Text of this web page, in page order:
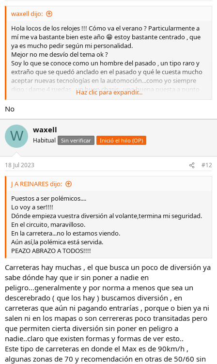
waxell dijo:
Hola locos de los relojes !!! Cómo va el verano ? Particularmente a
mí me va bastante bien este año 😁 estoy bastante centrado , que
ya es mucho pedir según mi personalidad.
Mejor no me desvío del tema ok ?
Soy lo que se conoce como un hombre del pasado , un tipo raro y
extraño que se quedó anclado en el pasado y qué le cuesta mucho
aceptar nuevas tecnologías en la automoción...como yo siempre
digo : dame 4 ruedas , un buen chasis , una buena puesta a punto
de la suspensión, una palanca en H y 3 pedales !!
Pues eso , un cavernícola, que incluso lleva relojes de cuerda 🤣
holgada los más de 2millones de km , siempre desde los 18 hasta los
actuales 50 años , con coches del segmento A , vitaminados :
Varios 5 GT turbos ,clios 16v,sport , varios peugeots GTI , golfs GTI'S ,
Ford fiesta ( rip ) xr2 , mini's varios ...
En fin un enamorado de los micromachines ...coches que por cierto
pasaron a mejor vida , ya no hay en el mercado micros de este tipo ,
solo quedan 2 : Toyota Yaris GR & mini Cooper s JCW , los dos con
palanca y 3 pedales , aunque Mini decidió erróneamente en el año
2017 dejar de fabricar JCW con cambio manual en pro de una caja
automática...error que ahora intenta reparar en base de sacar una
versión límitada en Europa del llamado 6to1 , que no deja de ser un
JCW con el mismo motor BMW 2.0 twin power de 231cv con caja
manual como los que vendieron del 2015 al 2017 però con un precio
infladisimo..
Bien llegados a este punto , vamos al lío ..
Puede un pequeño pero eficiente y efectivo motor de 3 cilindros y
solo 900 CC con una potència de 90cv , ser igual o parejo en
diversión a un motor 2.0 de 4 cilindros y 231 CV?
La respuesta es : Siiiii , en mayúsculas, a menor escala pero si..
Por ello , he preferido poner en el título : " hilo polémico" pues
muchos al leer 90 VS 231 CV , se pondrían las manos en la cabeza al
sentir tal barbaridad..
NO, no es ninguna barbaridad !!!
Si el chasis tiene una puesta a punto bien elaborada , es eficiente y a
la par divertido, quien transmite sensaciones al volante son los 4
neumáticos que tenemos de base y la suspensión así como de igual
modo una buena eficiencia en el tacto de la dirección y una buena
gestión del motor en sus modos : normal y sport, si a ello le unimos
Haz clic para expandir...
No
W waxell
Habitual Sin verificar Inició el hilo (OP)
18 Jul 2023 #12
J A REINARES dijo:
Puestos a ser polémicos....
Lo voy a ser!!!!
Dónde empieza vuestra diversión al volante,termina mi seguridad.
En el circuito, maravilloso.
En la carretera...no lo estamos viendo.
Aún así,la polémica está servida.
PEAZO ABRAZO A TODOS!!!!
Carreteras hay muchas , el que busca un poco de diversión ya
sabe dónde hay que ir sin poner a nadie en
peligro...generalmente y por norma a menos que sea un
descerebrado ( que los hay ) buscamos diversión , en
carreteras que aún ni pagando entrarías , porque o bien ya ni
salen ni en los mapas o son cerrereras poco transitadas pero
que permiten cierta diversión sin poner en peligro a
nadie..claro que existen formas y formas de ver esto..
Este tipo de carreteras en donde el Max es de 90km/h ,
algunas zonas de 70 y recomendación en otras de 50/60 sin